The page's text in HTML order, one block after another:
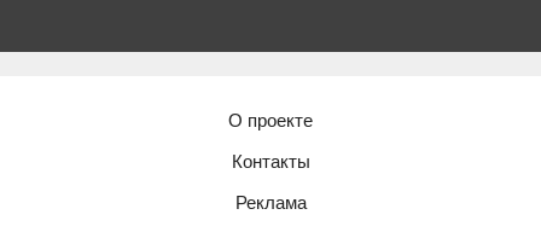
О проекте
Контакты
Реклама